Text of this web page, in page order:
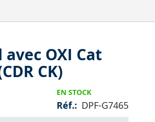
OXI Cat
CK)
EN STOCK
Réf. DPF-G7465